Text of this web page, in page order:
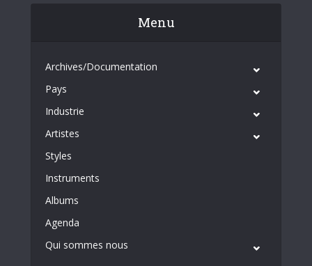
Menu
Archives/Documentation
Pays
Industrie
Artistes
Styles
Instruments
Albums
Agenda
Qui sommes nous